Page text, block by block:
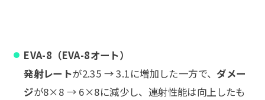
EVA-8（EVA-8オート）
発射レートが2.35 → 3.1に増加した一方で、 ダメー
ジが8×8 → 6×8に減少し、連射性能は向上したも